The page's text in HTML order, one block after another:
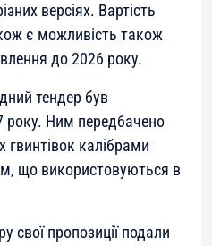
версіях. Вартість
є можливість також
до 2026 року.
тендер був
року. Ним передбачено
калібрами
що використовуються в
свої пропозиції подали